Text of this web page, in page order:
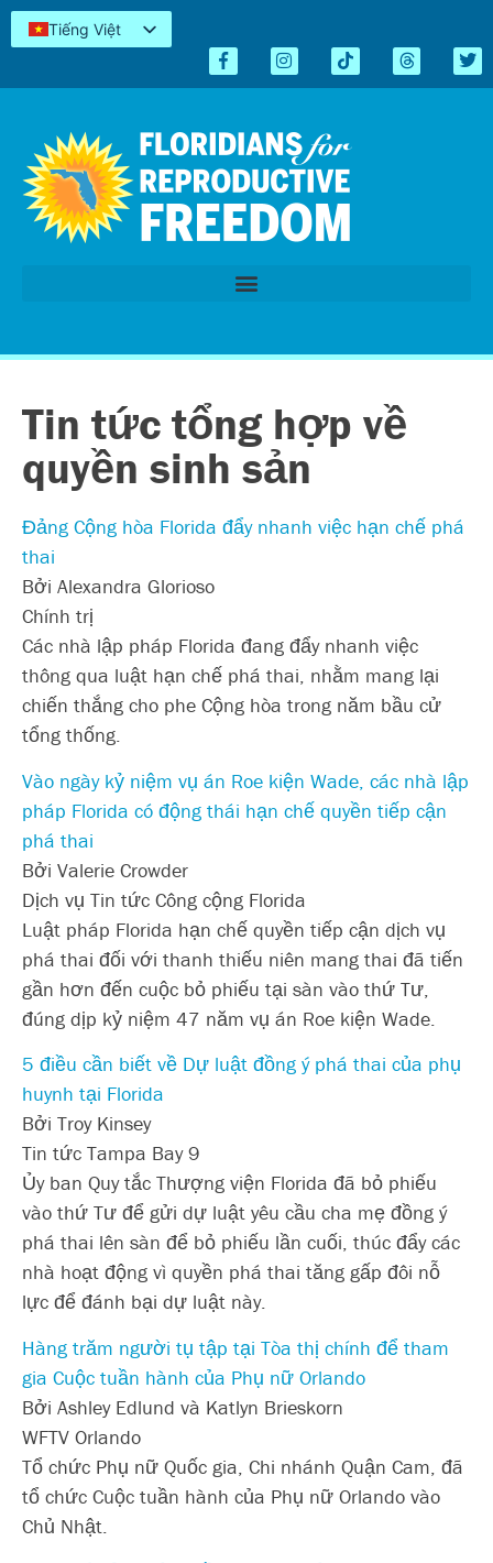
Tiếng Việt
Español
简体中文
العربية
اردو
Tin tức tổng hợp về
quyền sinh sản
Đảng Cộng hòa Florida đẩy nhanh việc hạn chế phá
thai
Bởi Alexandra Glorioso
Chính trị
Các nhà lập pháp Florida đang đẩy nhanh việc
thông qua luật hạn chế phá thai, nhằm mang lại
chiến thắng cho phe Cộng hòa trong năm bầu cử
tổng thống.
Vào ngày kỷ niệm vụ án Roe kiện Wade, các nhà lập
pháp Florida có động thái hạn chế quyền tiếp cận
phá thai
Bởi Valerie Crowder
Dịch vụ Tin tức Công cộng Florida
Luật pháp Florida hạn chế quyền tiếp cận dịch vụ
phá thai đối với thanh thiếu niên mang thai đã tiến
gần hơn đến cuộc bỏ phiếu tại sàn vào thứ Tư,
đúng dịp kỷ niệm 47 năm vụ án Roe kiện Wade.
5 điều cần biết về Dự luật đồng ý phá thai của phụ
huynh tại Florida
Bởi Troy Kinsey
Tin tức Tampa Bay 9
Ủy ban Quy tắc Thượng viện Florida đã bỏ phiếu
vào thứ Tư để gửi dự luật yêu cầu cha mẹ đồng ý
phá thai lên sàn để bỏ phiếu lần cuối, thúc đẩy các
nhà hoạt động vì quyền phá thai tăng gấp đôi nỗ
lực để đánh bại dự luật này.
Hàng trăm người tụ tập tại Tòa thị chính để tham
gia Cuộc tuần hành của Phụ nữ Orlando
Bởi Ashley Edlund và Katlyn Brieskorn
WFTV Orlando
Tổ chức Phụ nữ Quốc gia, Chi nhánh Quận Cam, đã
tổ chức Cuộc tuần hành của Phụ nữ Orlando vào
Chủ Nhật.